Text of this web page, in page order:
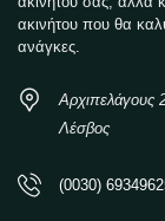
ακινήτου που θα
ανάγκες.
Αρχιπελάγους
Λέσβος
(0030)